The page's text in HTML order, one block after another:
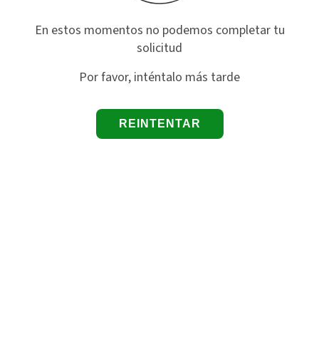
En estos momentos no podemos completar tu
solicitud
Por favor, inténtalo más tarde
REINTENTAR